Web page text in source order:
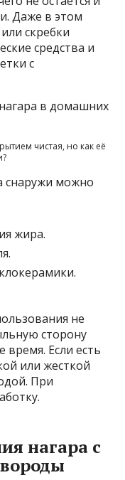
Даже в этом
скребки
средства и
с
чистая, но как её
снаружи можно
жира.
не
сторону
Если есть
или жесткой
При
нагара с